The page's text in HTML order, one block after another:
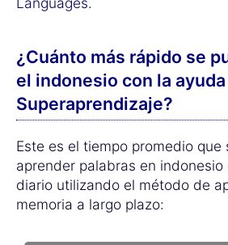
¿Cuánto más rápido se
el indonesio con la
Superaprendizaje?
Este es el tiempo promedio que
aprender palabras en
diario utilizando el método de
memoria a largo plazo: